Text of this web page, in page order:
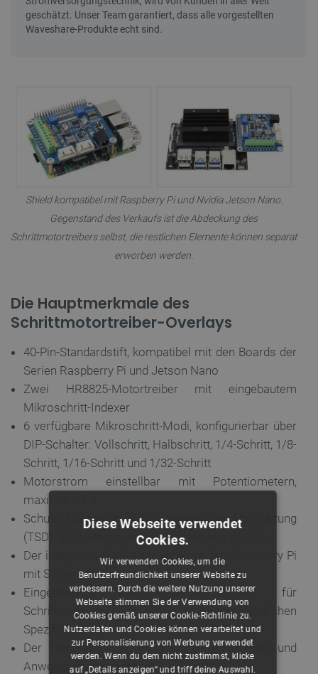
Shield kompatibel mit Raspberry Pi und Nvidia Jetson Nano.
Gegenstand des Verkaufs ist die Abdeckung des
Schrittmotortreibers selbst, die restlichen Elemente können separat
erworben werden.
Die Hauptmerkmale des
Schrittmotortreiber-Overlays
40-Pin-Standardstift, kompatibel mit den Boards der
Serien Raspberry Pi und Jetson Nano
Zwei HR8825-Motortreiber mit eingebautem
Mikroschritt-Indexer
6 verfügbare Mikroschritt-Modi, konfigurierbar über
DIP-Schalter: Vollschritt, Halbschritt, 1/4-Schritt, 1/8-
Schritt, 1/16-Schritt und 1/32-Schritt
Motorstrom einstellbar mit Potentiometern,
maximal 2,5 A
Schutz: Überstrom (OCP), thermische Abschaltung
(TSD), VM-Unterspannungsblockierung (UVLO)
Der integrierte 5-V-Regler versorgt den Raspberry Pi
mit Strom
Eingebaute Multi-Connector-Optionen für
Schrittmotoren mit unterschiedlichen
Spezifikationen
Der Hersteller hat Programmierressourcen und
Anweisungen vorbereitet
Diese Webseite verwendet
Cookies.
Wir verwenden Cookies, um die
Benutzerfreundlichkeit unserer Website zu
verbessern. Durch die weitere Nutzung unserer
Webseite stimmen Sie der Verwendung von
Cookies gemäß unserer Cookie-Richtlinie zu.
Nutzerdaten und Cookies können verarbeitet und
zur Personalisierung von Werbung verwendet
werden. Wenn du dem nicht zustimmst, klicke
auf „Details anzeigen“ und triff deine Auswahl.